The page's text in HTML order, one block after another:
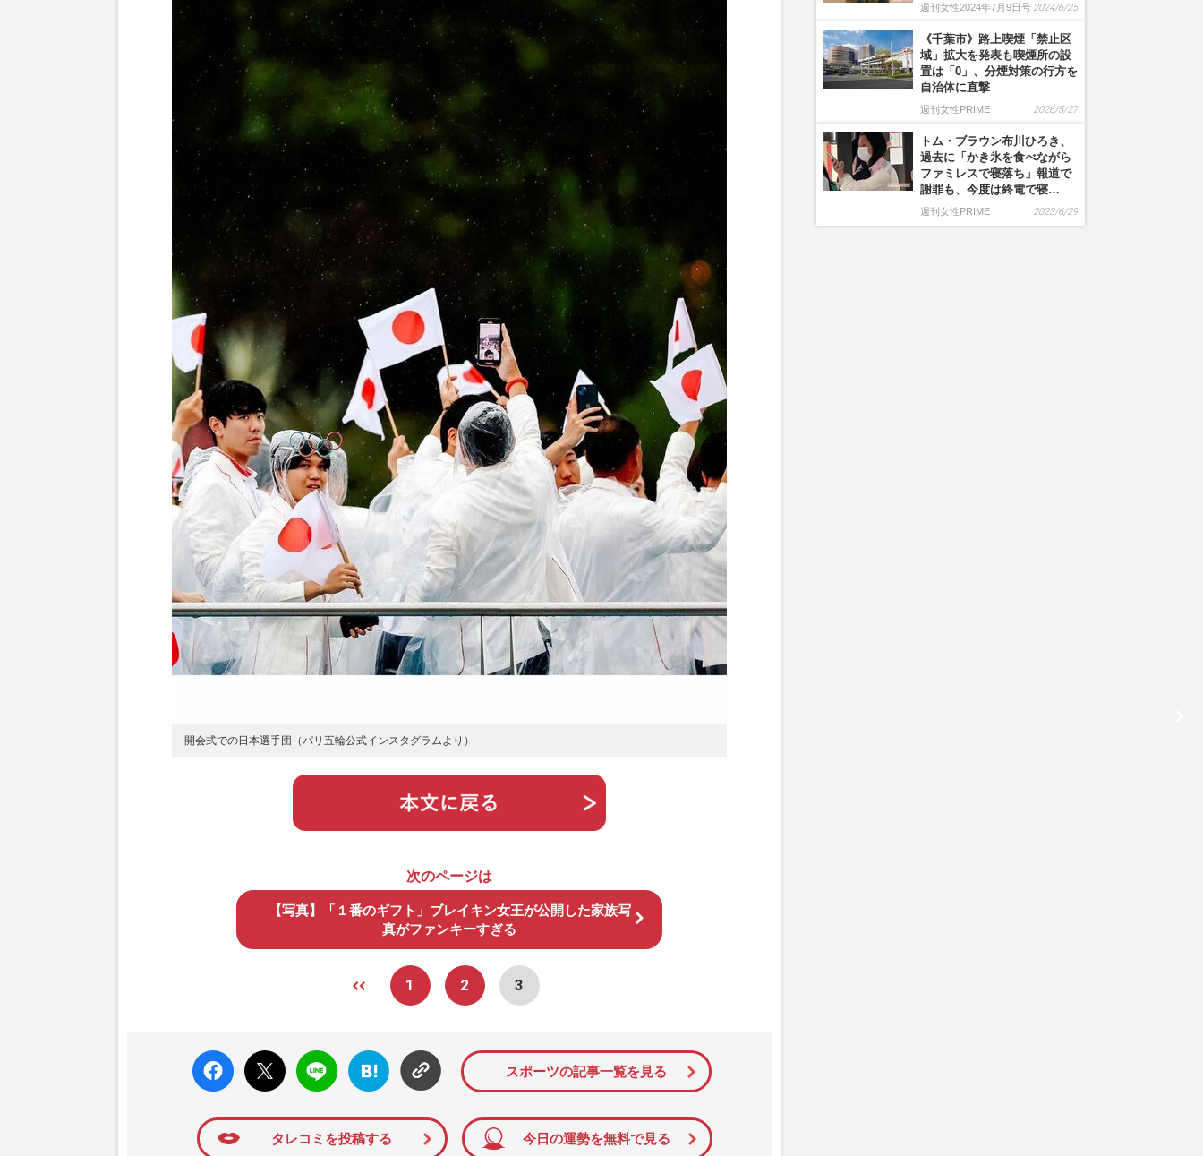
開会式での日本選手団（パリ五輪公式インスタグラムより）
次のページは
【写真】「１番のギフト」ブレイキン女王が公開した家族写
真がファンキーすぎる
1 2 3
faceboo
k いい
ね
X ポス
ト
LINE
はてな
ブック
マーク
スポーツの記事一覧を見る
タレコミを投稿する 今日の運勢を無料で見る
週刊女性2024年7月9日号 2024/6/25
《千葉市》路上喫煙「禁止区
域」拡大を発表も喫煙所の設
置は「0」、分煙対策の行方を
自治体に直撃
週刊女性PRIME 2026/5/27
トム・ブラウン布川ひろき、
過去に「かき氷を食べながら
ファミレスで寝落ち」報道で
謝罪も、今度は終電で寝…
週刊女性PRIME 2023/6/29